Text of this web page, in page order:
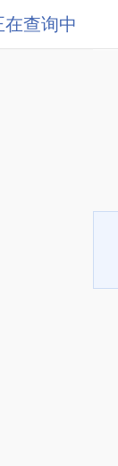
在查询中